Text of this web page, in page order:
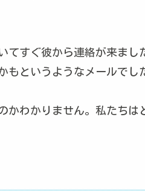
てすぐ彼から連絡が来ま
もというようなメールでし
かわかりません。私たちは